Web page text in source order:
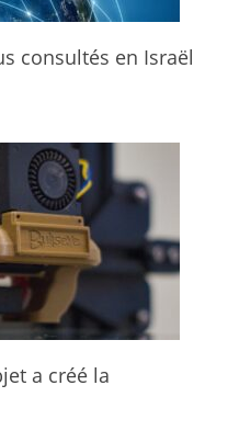
consultés en Israël
a créé la